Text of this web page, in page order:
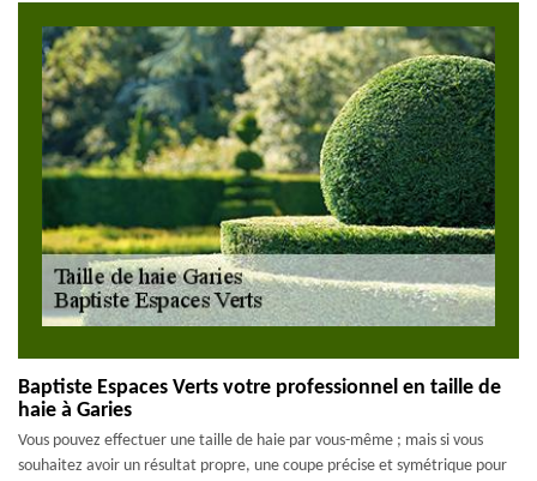
Baptiste Espaces Verts votre professionnel en taille de
haie à Garies
Vous pouvez effectuer une taille de haie par vous-même ; mais si vous
souhaitez avoir un résultat propre, une coupe précise et symétrique pour